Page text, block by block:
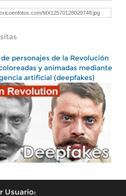
personajes de la Revolución
y animadas mediante
artificial (deepfakes)
Usuario: